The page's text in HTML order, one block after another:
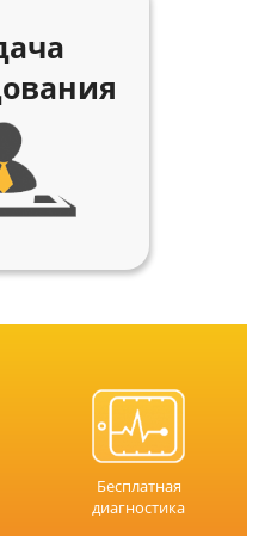
Бесплатная
диагностика